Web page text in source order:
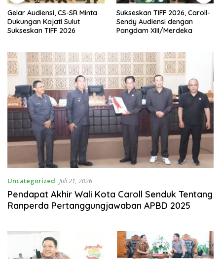
Gelar Audiensi, CS-SR Minta
Dukungan Kajati Sulut
Sukseskan TIFF 2026
Sukseskan TIFF 2026, Caroll-
Sendy Audiensi dengan
Pangdam XIII/Merdeka
Uncategorized Juli 21, 2026
Pendapat Akhir Wali Kota Caroll Senduk Tentang
Ranperda Pertanggungjawaban APBD 2025